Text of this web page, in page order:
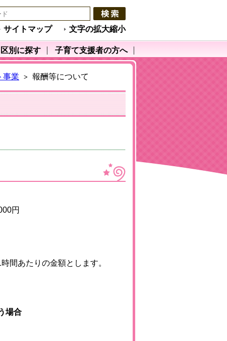
サイトマップ 文字の拡大縮小
区別に探す 子育て支援者の方へ
事業 > 報酬等について
円
間あたりの金額とします。
場合